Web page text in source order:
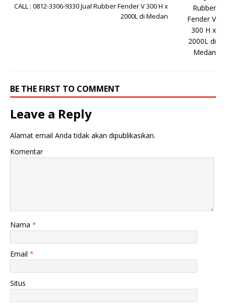
CALL : 0812-3306-9330 Jual Rubber Fender V 300 H x
2000L di Medan
BE THE FIRST TO COMMENT
Leave a Reply
Alamat email Anda tidak akan dipublikasikan.
Komentar
Nama *
Email *
Situs